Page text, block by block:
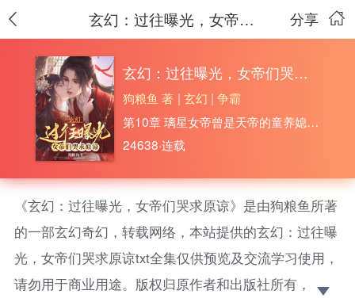
分享
玄幻：过往曝光，女帝们哭求原谅
玄幻：过往曝光，女帝们哭求原谅
狗粮鱼 著 | 玄幻 | 争霸
第10章 璃星女帝曾是天帝的童养媳？十岁未曾修炼，天帝是如何成天帝的？
24638·连载
《玄幻：过往曝光，女帝们哭求原谅》是由狗粮鱼所著
的一部玄幻奇幻，转载网络，本站提供的玄幻：过往曝
光，女帝们哭求原谅txt全集仅供预览及交流学习使用，
请勿用于商业用途。版权归原作者和出版社所有，请在